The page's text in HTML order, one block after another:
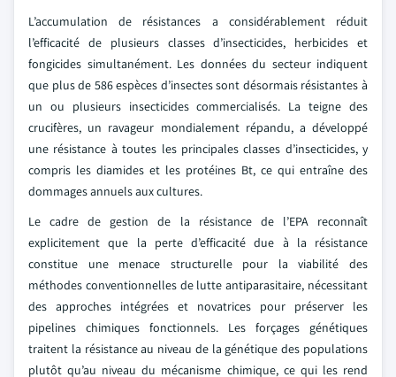
L’accumulation de résistances a considérablement réduit
l’efficacité de plusieurs classes d’insecticides, herbicides et
fongicides simultanément. Les données du secteur indiquent
que plus de 586 espèces d’insectes sont désormais résistantes à
un ou plusieurs insecticides commercialisés. La teigne des
crucifères, un ravageur mondialement répandu, a développé
une résistance à toutes les principales classes d’insecticides, y
compris les diamides et les protéines Bt, ce qui entraîne des
dommages annuels aux cultures.
Le cadre de gestion de la résistance de l’EPA reconnaît
explicitement que la perte d’efficacité due à la résistance
constitue une menace structurelle pour la viabilité des
méthodes conventionnelles de lutte antiparasitaire, nécessitant
des approches intégrées et novatrices pour préserver les
pipelines chimiques fonctionnels. Les forçages génétiques
traitent la résistance au niveau de la génétique des populations
plutôt qu’au niveau du mécanisme chimique, ce qui les rend